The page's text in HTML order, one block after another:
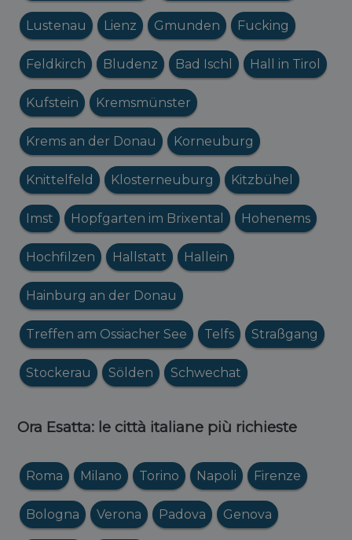
Lustenau Lienz Gmunden Fucking
Feldkirch Bludenz Bad Ischl Hall in Tirol
Kufstein Kremsmünster
Krems an der Donau Korneuburg
Knittelfeld Klosterneuburg Kitzbühel
Imst Hopfgarten im Brixental Hohenems
Hochfilzen Hallstatt Hallein
Hainburg an der Donau
Treffen am Ossiacher See Telfs Straßgang
Stockerau Sölden Schwechat
Ora Esatta: le città italiane più richieste
Roma Milano Torino Napoli Firenze
Bologna Verona Padova Genova